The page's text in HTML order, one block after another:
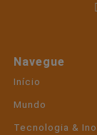
Navegue
Início
Mundo
Tecnologia &